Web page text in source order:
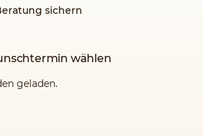
sichern
wählen
geladen.